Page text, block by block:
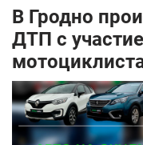
В Гродно
ДТП с